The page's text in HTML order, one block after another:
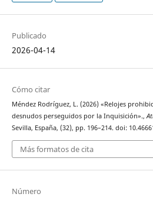
Publicado
2026-04-14
Cómo citar
Méndez Rodríguez, L. (2026) «Relojes
desnudos perseguidos por la Inquisición».,
Sevilla, España, (32), pp. 196–214. doi:
Más formatos de cita
Número